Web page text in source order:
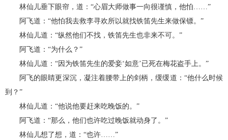
林仙儿垂下眼帘，道：“心眉大师做事一向很谨慎，他怕……”
阿飞道：“他怕我去救李寻欢所以就找铁笛先生来做保镖。”
林仙儿道：“纵然他们不找，铁笛先生也非来不可。”
阿飞道：“为什么？”
林仙儿道：“因为铁笛先生的爱妾‘如意’已死在梅花盗手上。”
阿飞的眼睛更深沉，凝注着腰带上的剑柄，缓缓道：“他什么时候
到？”
林仙儿道：“他说他要赶来吃晚饭的。”
阿飞道：“那么，他们也许吃过晚饭就动身了。”
林仙儿想了想，道：“也许……”